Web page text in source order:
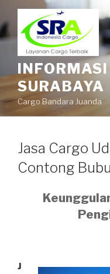
SURABAYA
Cargo Bandara Juanda
Jasa Cargo
Contong
J